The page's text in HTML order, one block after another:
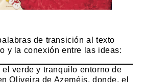
de transición al texto
y la conexión entre las ideas:
verde y tranquilo entorno de
Oliveira de Azeméis, donde, el